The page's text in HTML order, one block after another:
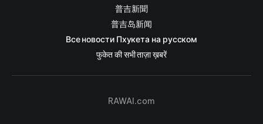
普吉新聞
普吉岛新闻
Все новости Пхукета на русском
फुकेत की सभी ताज़ा ख़बरें
RAWAI.com